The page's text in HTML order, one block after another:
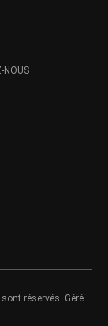
NOUS
réservés. Géré